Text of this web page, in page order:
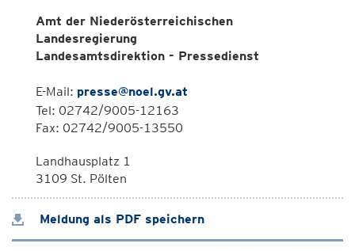
Amt der Niederösterreichischen
Landesregierung
Landesamtsdirektion - Pressedienst
E-Mail: presse@noel.gv.at
Tel: 02742/9005-12163
Fax: 02742/9005-13550
Landhausplatz 1
3109 St. Pölten
Meldung als PDF speichern